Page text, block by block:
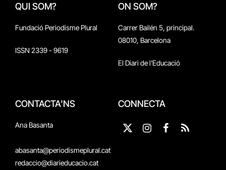
QUI SOM?
Fundació Periodisme Plural
ISSN 2339 - 9619
ON SOM?
Carrer Bailén 5, principal.
08010, Barcelona
El Diari de l'Educació
CONTACTA'NS
Ana Basanta
abasanta@periodismeplural.cat
redaccio@diarieducacio.cat
CONNECTA
X
Instagram
Facebook
RSS